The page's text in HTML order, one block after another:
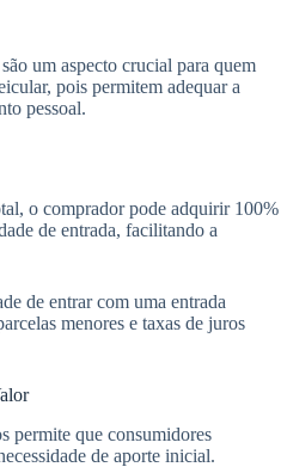
um aspecto crucial para quem
pois permitem adequar a
pessoal.
o comprador pode adquirir 100%
de entrada, facilitando a
de entrar com uma entrada
menores e taxas de juros
permite que consumidores
de aporte inicial.